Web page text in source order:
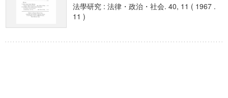
法學研究 : 法律・政治・社会. 40, 11 ( 1967 .
11 )